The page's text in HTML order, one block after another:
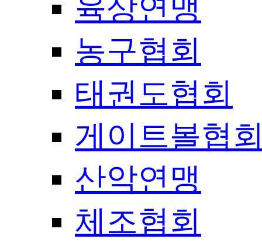
육상연맹
농구협회
태권도협회
게이트볼협
산악연맹
체조협회